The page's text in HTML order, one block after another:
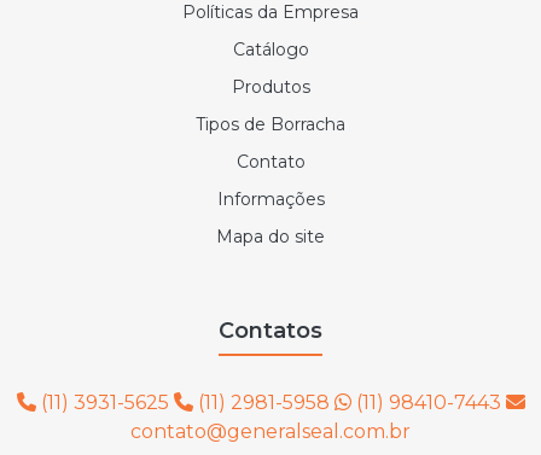
Políticas da Empresa
Catálogo
Produtos
Tipos de Borracha
Contato
Informações
Mapa do site
Contatos
(11) 3931-5625 (11) 2981-5958
(11) 98410-7443
contato@generalseal.com.br